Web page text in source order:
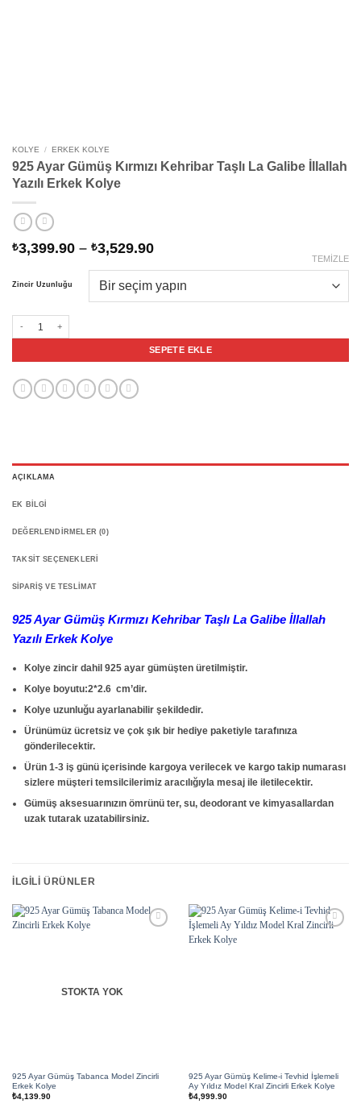
KOLYE / ERKEK KOLYE
925 Ayar Gümüş Kırmızı Kehribar Taşlı La Galibe İllallah
Yazılı Erkek Kolye
₺3,399.90 – ₺3,529.90Fiyat
₺3,399.90
-
₺3,529.90
Zincir Uzunluğu
TEMIZLE
SEPETE EKLE
AÇIKLAMA
EK BILGI
DEĞERLENDIRMELER (0)
TAKSIT SEÇENEKLERI
SIPARIŞ VE TESLIMAT
925 Ayar Gümüş Kırmızı Kehribar Taşlı La Galibe İllallah
Yazılı Erkek Kolye
Kolye zincir dahil 925 ayar gümüşten üretilmiştir.
Kolye boyutu:2*2.6 cm’dir.
Kolye uzunluğu ayarlanabilir şekildedir.
Ürünümüz ücretsiz ve çok şık bir hediye paketiyle tarafınıza
gönderilecektir.
Ürün 1-3 iş günü içerisinde kargoya verilecek ve kargo takip numarası
sizlere müşteri temsilcilerimiz aracılığıyla mesaj ile iletilecektir.
Gümüş aksesuarınızın ömrünü ter, su, deodorant ve kimyasallardan
uzak tutarak uzatabilirsiniz.
İLGILI ÜRÜNLER
STOKTA YOK
925 Ayar Gümüş Tabanca Model Zincirli
Erkek Kolye
₺4,139.90
925 Ayar Gümüş Kelime-i Tevhid İşlemeli
Ay Yıldız Model Kral Zincirli Erkek Kolye
₺4,999.90